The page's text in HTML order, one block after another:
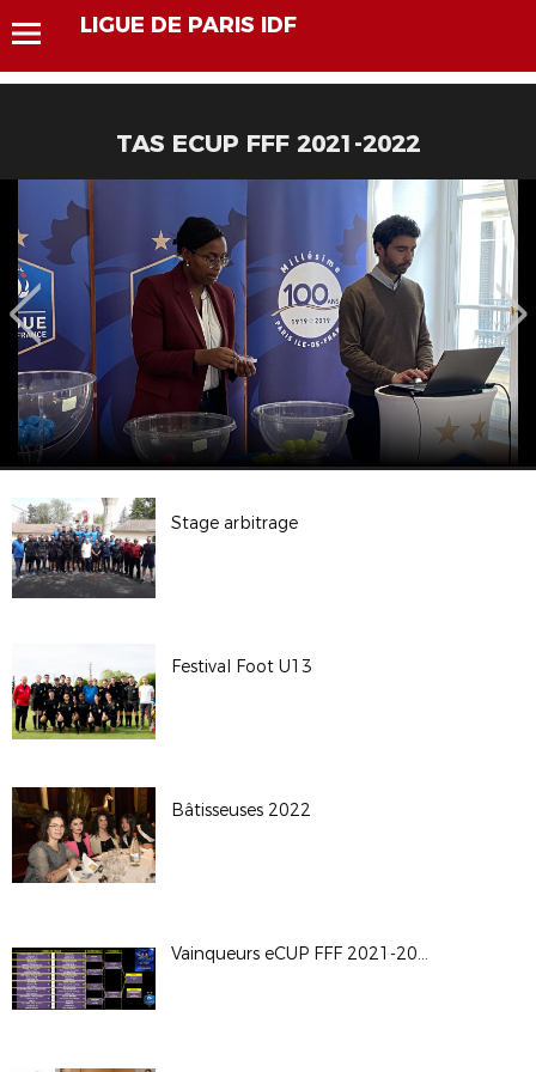
LIGUE DE PARIS IDF
TAS ECUP FFF 2021-2022
Stage arbitrage
Festival Foot U13
Bâtisseuses 2022
Vainqueurs eCUP FFF 2021-2022